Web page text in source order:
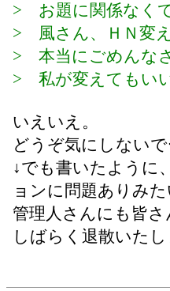
> お題に関係なく
> 風さん、ＨＮ変
> 本当にごめんなさ
> 私が変えてもい
いえいえ。
どうぞ気にしないで
↓でも書いたように
ョンに問題ありみた
管理人さんにも皆
しばらく退散いたし